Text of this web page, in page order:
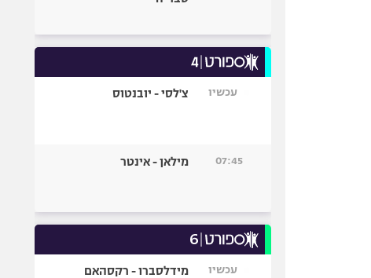
עכשיו צ'לסי - יובנטוס
07:45 מילאן - אינטר
עכשיו מידלסברו - רקסהאם